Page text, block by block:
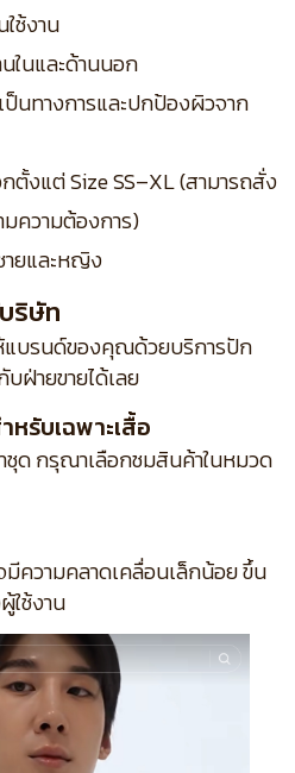
ช้งาน
ในและด้านนอก
นทางการและปกป้องผิวจาก
ตั้งแต่ Size SS–XL (สามารถสั่ง
ความต้องการ)
ายและหญิง
ริษัท
บรนด์ของคุณด้วยบริการปัก
ฝ่ายขายได้เลย
หรับเฉพาะเสื้อ
ชุด กรุณาเลือกชมสินค้าในหมวด
ความคลาดเคลื่อนเล็กน้อย ขึ้น
ใช้งาน